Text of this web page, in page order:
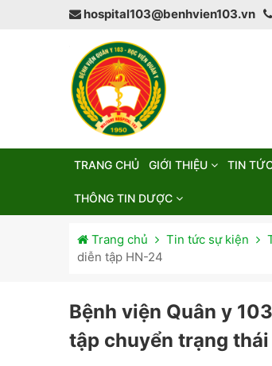
hospital103@benhvien103.vn
TRANG CHỦ GIỚI THIỆU TIN
THÔNG TIN DƯỢC
Trang chủ Tin tức sự kiện
diễn tập HN-24
Bệnh viện Quân y
tập chuyển trạng